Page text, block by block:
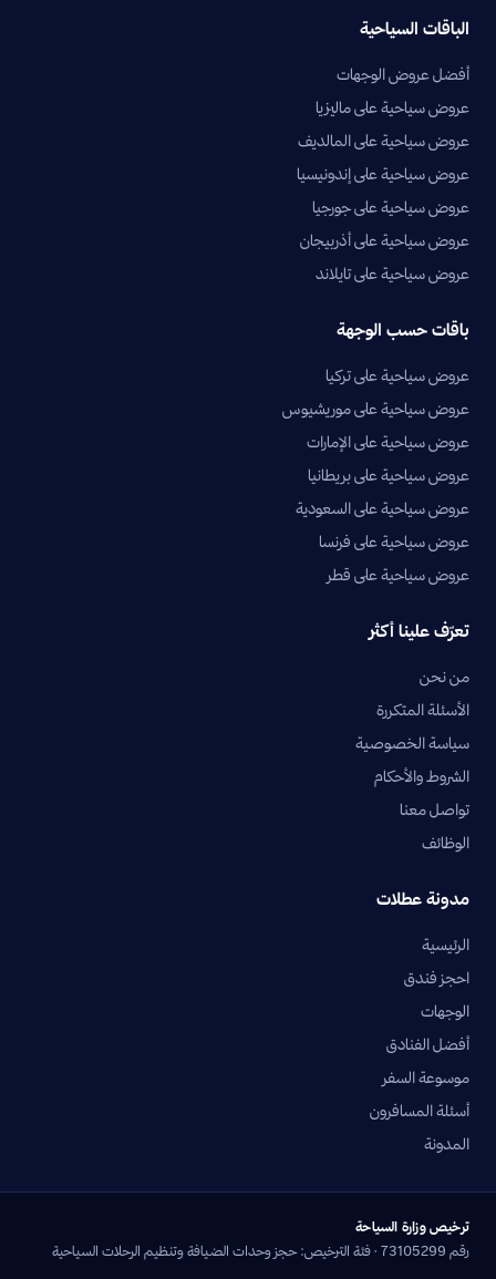
الباقات السياحية
أفضل عروض الوجهات
عروض سياحية على ماليزيا
عروض سياحية على المالديف
عروض سياحية على إندونيسيا
عروض سياحية على جورجيا
عروض سياحية على أذربيجان
عروض سياحية على تايلاند
باقات حسب الوجهة
عروض سياحية على تركيا
عروض سياحية على موريشيوس
عروض سياحية على الإمارات
عروض سياحية على بريطانيا
عروض سياحية على السعودية
عروض سياحية على فرنسا
عروض سياحية على قطر
تعرّف علينا أكثر
من نحن
الأسئلة المتكررة
سياسة الخصوصية
الشروط والأحكام
تواصل معنا
الوظائف
مدونة عطلات
الرئيسية
احجز فندق
الوجهات
أفضل الفنادق
موسوعة السفر
أسئلة المسافرون
المدونة
ترخيص وزارة السياحة
رقم 73105299 · فئة الترخيص: حجز وحدات الضيافة وتنظيم الرحلات السياحية